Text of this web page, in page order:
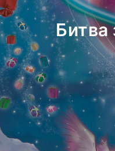
Битва